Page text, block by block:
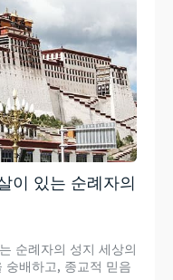
이 있는 순례자의
순례자의 성지 세상의
숭배하고, 종교적 믿음